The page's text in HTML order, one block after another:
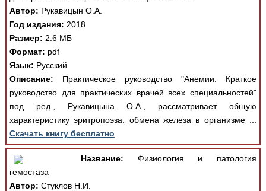
Автор: Рукавицын О.А.
Год издания: 2018
Размер: 2.6 МБ
Формат: pdf
Язык: Русский
Описание: Практическое руководство "Анемии. Краткое
руководство для практических врачей всех специальностей"
под ред., Рукавицына О.А., рассматривает общую
характеристику эритропоэза. обмена железа в организме ...
Скачать книгу бесплатно
Название: Физиология и патология
гемостаза
Автор: Стуклов Н.И.